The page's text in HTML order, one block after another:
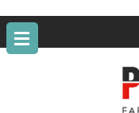
POUPIN